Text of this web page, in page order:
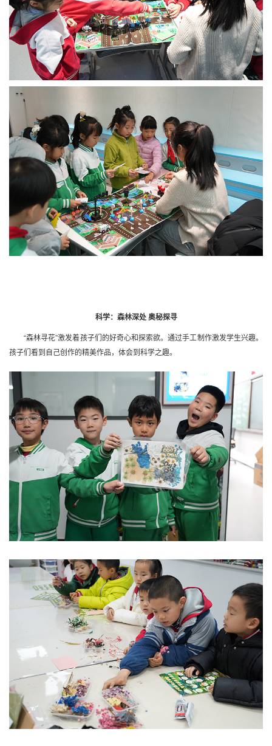
科学：森林深处 奥秘探寻
“森林寻花”激发着孩子们的好奇心和探索欲。通过手工制作激发学生兴趣。
孩子们看到自己创作的精美作品，体会到科学之趣。